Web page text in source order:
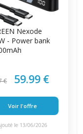
Nexode
- Power bank
€ 59.99 €
Voir l'offre
le 13/06/2026